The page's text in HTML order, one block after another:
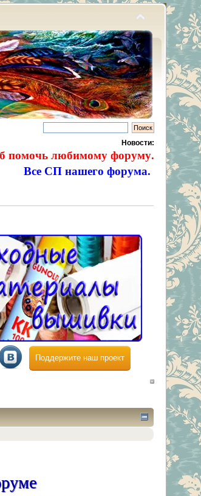
Новости:
помочь любимому форуму.
Все СП нашего форума.
Поддержите наш проект